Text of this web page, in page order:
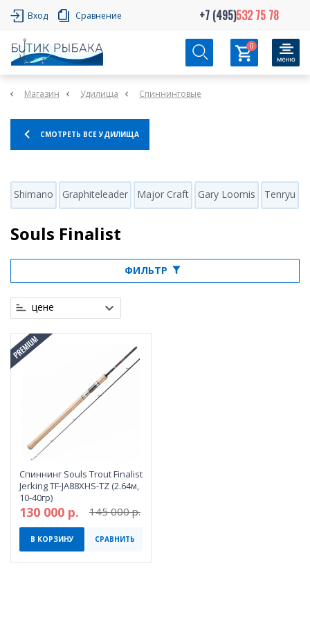
Вход Сравнение +7 (495)532 75 78
0
Магазин Удилища Спиннинговые
СМОТРЕТЬ ВСЕ УДИЛИЩА
Shimano Graphiteleader Major Craft Gary Loomis Tenryu
Souls Finalist
ФИЛЬТР
цене
Спиннинг Souls Trout Finalist
Jerking TF-JA88XHS-TZ (2.64м,
10-40гр)
130 000 р. 145 000 р.
В КОРЗИНУ СРАВНИТЬ